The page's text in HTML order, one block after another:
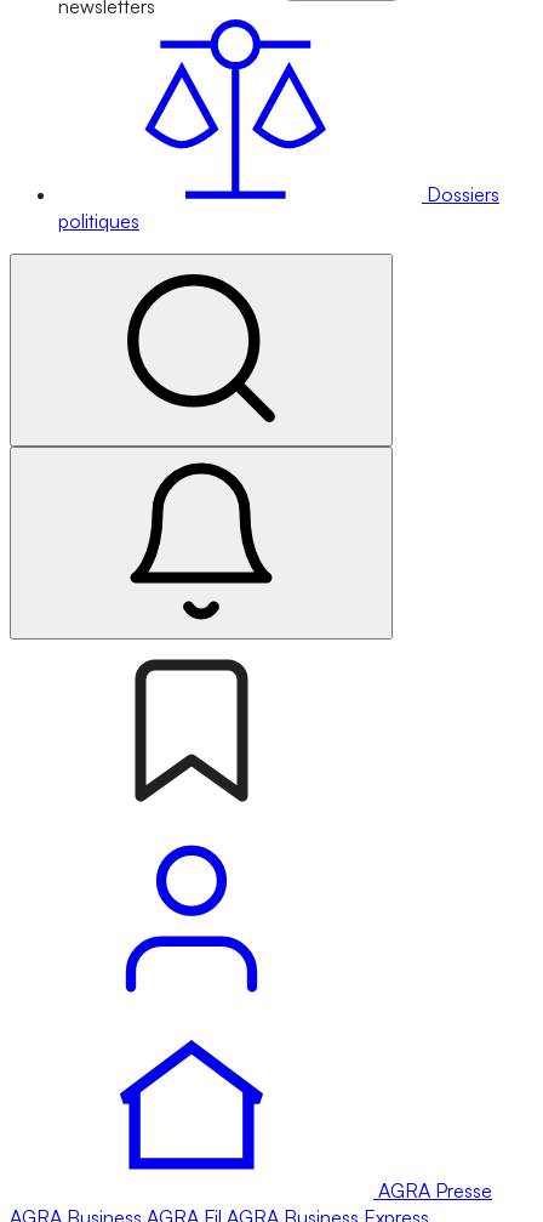
newsletters
Dossiers
politiques
AGRA Presse
AGRA Business AGRA Fil AGRA Business Express